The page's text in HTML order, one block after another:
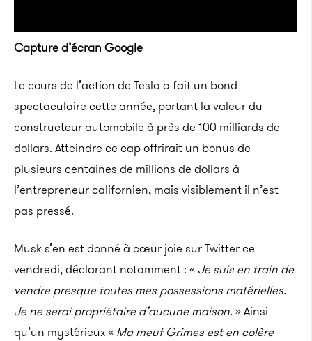
Capture d’écran Google
Le cours de l’action de Tesla a fait un bond
spectaculaire cette année, portant la valeur du
constructeur automobile à près de 100 milliards de
dollars. Atteindre ce cap offrirait un bonus de
plusieurs centaines de millions de dollars à
l’entrepreneur californien, mais visiblement il n’est
pas pressé.
Musk s’en est donné à cœur joie sur Twitter ce
vendredi, déclarant notamment : « Je suis en train de
vendre presque toutes mes possessions matérielles.
Je ne serai propriétaire d’aucune maison.» Ainsi
qu’un mystérieux « Ma meuf Grimes est en colère